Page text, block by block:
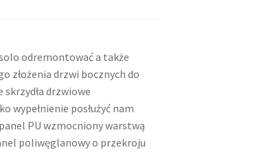
odremontować a także
złożenia drzwi bocznych do
drzwiowe
posłużyć nam
PU wzmocniony warstwą
poliwęglanowy o przekroju